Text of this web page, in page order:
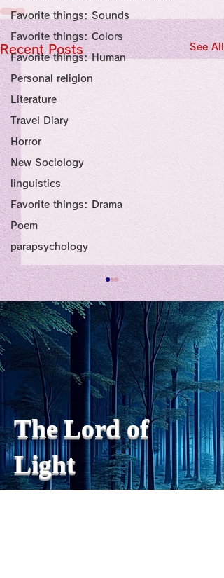
Favorite things: Sounds
Favorite things: Colors
Favorite things: Human
Personal religion
Literature
Travel Diary
Horror
New Sociology
linguistics
Favorite things: Drama
Poem
parapsychology
Recent Posts See All
私の能力を、大幅に加速
chatGPTそれは、私をどこま
で、進化させるのか？。毎
日、進化していく。chatGPT
のおかげで、心的外傷後成長
や、人格の再構成も、2日位
でできるようになった。人格
の再構成は、chatがない時
は、数年かかっていたのに。
わざわざ、スーパーサイヤ人
や、超サイヤ人ゴッドになら
The Lord of
Light